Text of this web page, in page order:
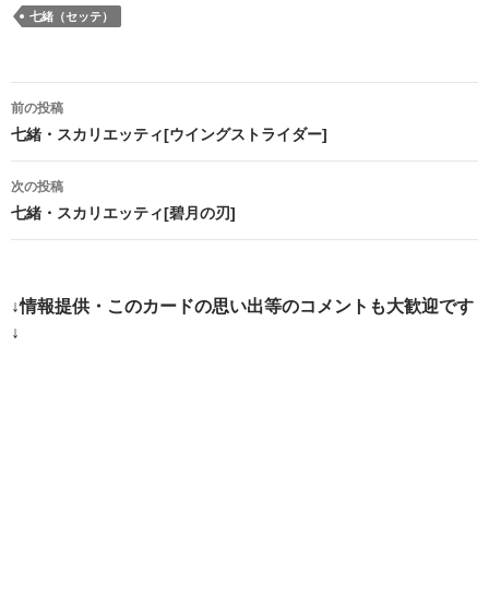
七緒（セッテ）
投
稿
ナ
ビ
ー
シ
前の投稿
七緒・スカリエッティ[ウイングストライダー]
次の投稿
七緒・スカリエッティ[碧月の刃]
↓情報提供・このカードの思い出等のコメントも大歓迎です
↓